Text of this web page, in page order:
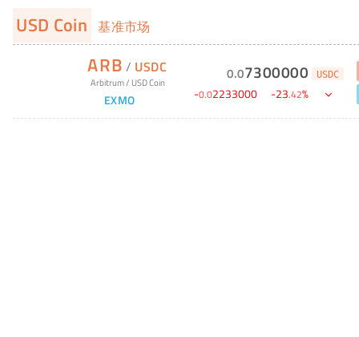
USD Coin 基准市场
ARB / USDC
Arbitrum/ USD Coin
EXMO
0.07300000 USDC
-0.02233000 -23.42%